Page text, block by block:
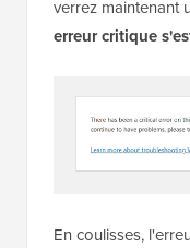
verrez maintenant
erreur critique
En coulisses,